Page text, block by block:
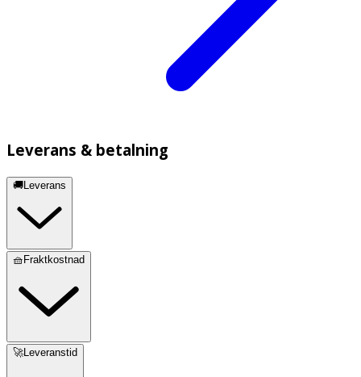
Leverans & betalning
🚚Leverans
🧺Fraktkostnad
🚀Leveranstid